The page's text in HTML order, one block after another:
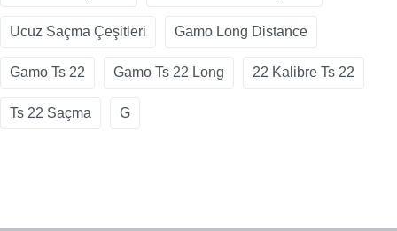
Ucuz Saçma Çeşitleri Gamo Long Distance
Gamo Ts 22 Gamo Ts 22 Long 22 Kalibre Ts 22
Ts 22 Saçma G